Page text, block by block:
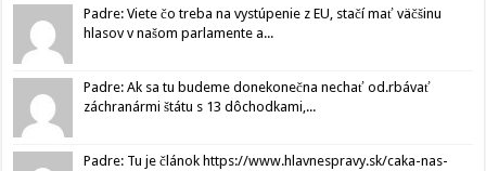
Padre: Viete čo treba na vystúpenie z EU, stačí mať väčšinu
hlasov v našom parlamente a...
Padre: Ak sa tu budeme donekonečna nechať od.rbávať
záchranármi štátu s 13 dôchodkami,...
Padre: Tu je článok https://www.hlavnespravy.sk/caka-nas-